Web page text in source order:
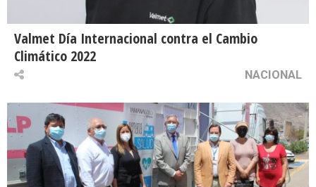
Valmet Día Internacional contra el Cambio
Climático 2022
NACIONAL